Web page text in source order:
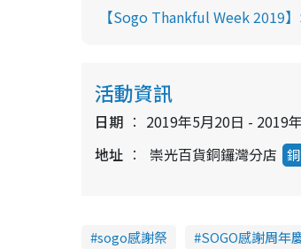
【Sogo Thankful Week 2019
活動資訊
日期
2019年5月20日 - 2019
地址
崇光百貨銅鑼灣分店
sogo感謝祭 SOGO感謝周年